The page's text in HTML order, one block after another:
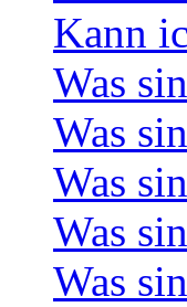
Kann
Was
Was
Was
Was
Was